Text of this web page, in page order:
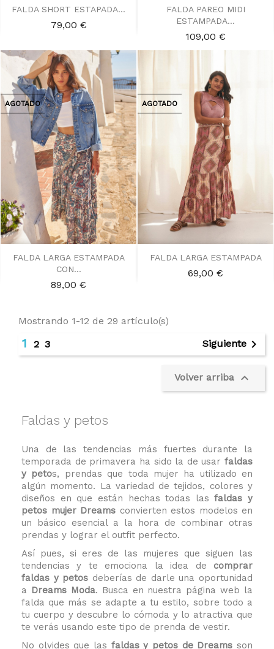
FALDA SHORT ESTAPADA...
Precio
79,00 €
FALDA PAREO MIDI
ESTAMPADA...
Precio
109,00 €
FALDA LARGA ESTAMPADA
CON...
Precio
89,00 €
AGOTADO
FALDA LARGA ESTAMPADA
Precio
69,00 €
AGOTADO
Mostrando 1-12 de 29 artículo(s)
1 2 3 Siguiente 
Volver arriba 
Faldas y petos
Una de las tendencias más fuertes durante la
temporada de primavera ha sido la de usar faldas
y petos, prendas que toda mujer ha utilizado en
algún momento. La variedad de tejidos, colores y
diseños en que están hechas todas lasfaldas y
petos mujer Dreams convierten estos modelos en
un básico esencial a la hora de combinar otras
prendas y lograr el outfit perfecto.
Así pues, si eres de las mujeres que siguen las
tendencias y te emociona la idea de comprar
faldas y petos deberías de darle una oportunidad
a Dreams Moda. Busca en nuestra página web la
falda que más se adapte a tu estilo, sobre todo a
tu cuerpo y descubre lo cómoda y lo atractiva que
te verás usando este tipo de prenda de vestir.
No olvides que las faldas y petos de Dreams son